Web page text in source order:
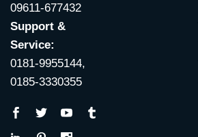
09611-677432
Support &
Service:
0181-9955144,
0185-3330355